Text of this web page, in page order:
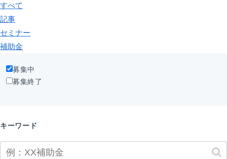
すべて
記事
セミナー
補助金
募集中
募集終了
キーワード